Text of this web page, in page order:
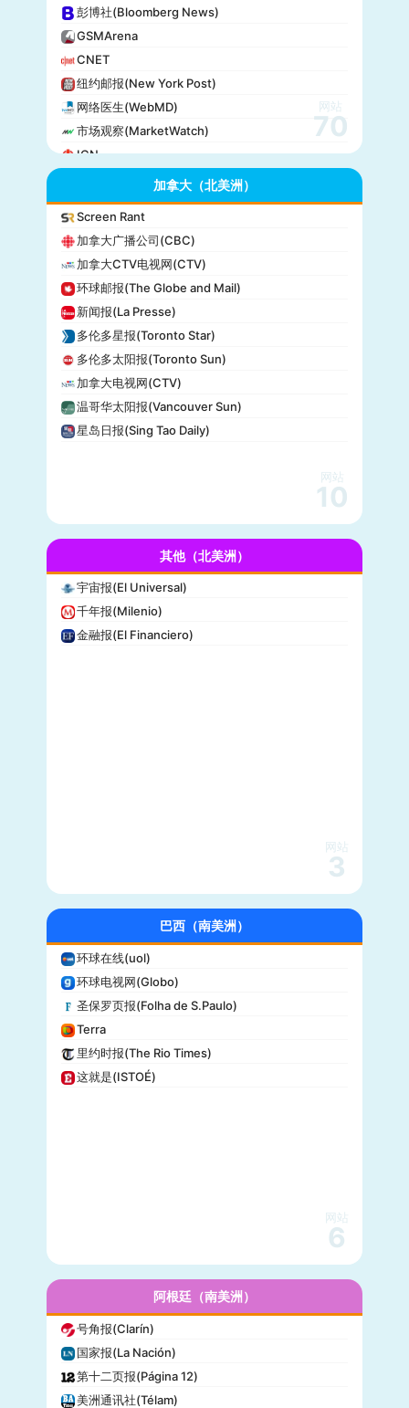
彭博社(Bloomberg News)
GSMArena
CNET
纽约邮报(New York Post)
网络医生(WebMD)
市场观察(MarketWatch)
IGN
今日美国(USA Today)
BuzzFeed
全国公共广播电台(NPR)
美国广播公司(ABC)
美国新闻与世界报道(U.S. News)
CBS Sports
全国广播公司(NBC)
The Verge
PCMag
休斯顿纪事报(Houston Chronicle)
赫芬顿邮报(Huffpost)
布赖特巴特新闻网(Breitbart News)
美联社(AP)
洛杉矶时报(Los Angeles Times)
Insider
Vice
商业内幕(Business Insider)
iHeartRadio
纽约客(New Yorker)
娱乐周刊(Entertainment Weekly)
芝加哥论坛报(Chicago Tribune)
财富(Fortune)
纽约每日新闻(New York Daily News)
迈阿密先驱报(Miami Herald)
网站
70
加拿大（北美洲）
Screen Rant
加拿大广播公司(CBC)
加拿大CTV电视网(CTV)
环球邮报(The Globe and Mail)
新闻报(La Presse)
多伦多星报(Toronto Star)
多伦多太阳报(Toronto Sun)
加拿大电视网(CTV)
温哥华太阳报(Vancouver Sun)
星岛日报(Sing Tao Daily)
网站
10
其他（北美洲）
宇宙报(El Universal)
千年报(Milenio)
金融报(El Financiero)
网站
3
巴西（南美洲）
环球在线(uol)
环球电视网(Globo)
圣保罗页报(Folha de S.Paulo)
Terra
里约时报(The Rio Times)
这就是(ISTOÉ)
网站
6
阿根廷（南美洲）
号角报(Clarín)
国家报(La Nación)
第十二页报(Página 12)
美洲通讯社(Télam)